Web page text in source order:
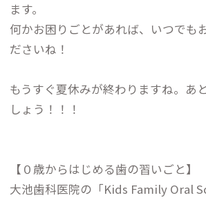
ます。
何かお困りごとがあれば、いつでも
ださいね！
もうすぐ夏休みが終わりますね。あ
しょう！！！
【０歳からはじめる歯の習いごと】
大池歯科医院の「Kids Family Oral